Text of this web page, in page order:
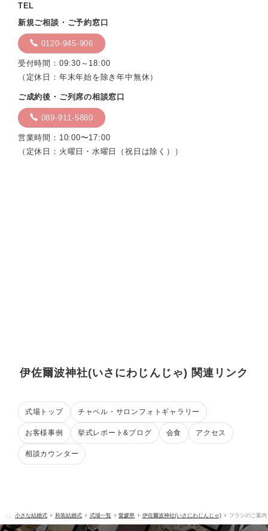
TEL
新規ご相談・ご予約窓口
0120-945-906
受付時間：09:30～18:00
（定休日：年末年始を除き年中無休）
ご成約後・ご列席の相談窓口
089-911-5880
営業時間：10:00〜17:00
（定休日：火曜日・水曜日（祝日は除く））
伊佐爾波神社(いさにわじんじゃ) 関連リンク
式場トップ チャペル・サロンフォトギャラリー
お客様事例 挙式レポート&ブログ 会食 アクセス
相談カウンター
小さな結婚式 和装結婚式 式場一覧 愛媛県 伊佐爾波神社(いさにわじんじゃ) プランのご案内